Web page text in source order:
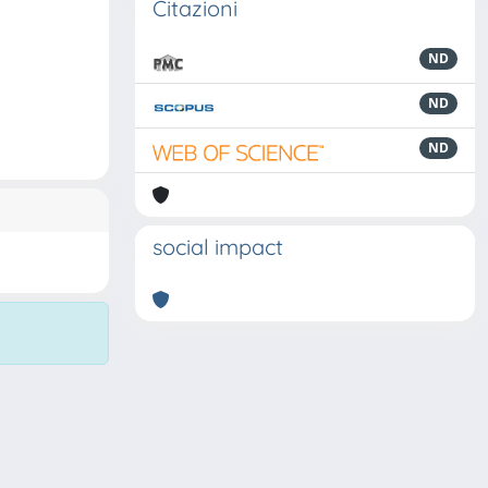
Citazioni
ND
ND
ND
social impact